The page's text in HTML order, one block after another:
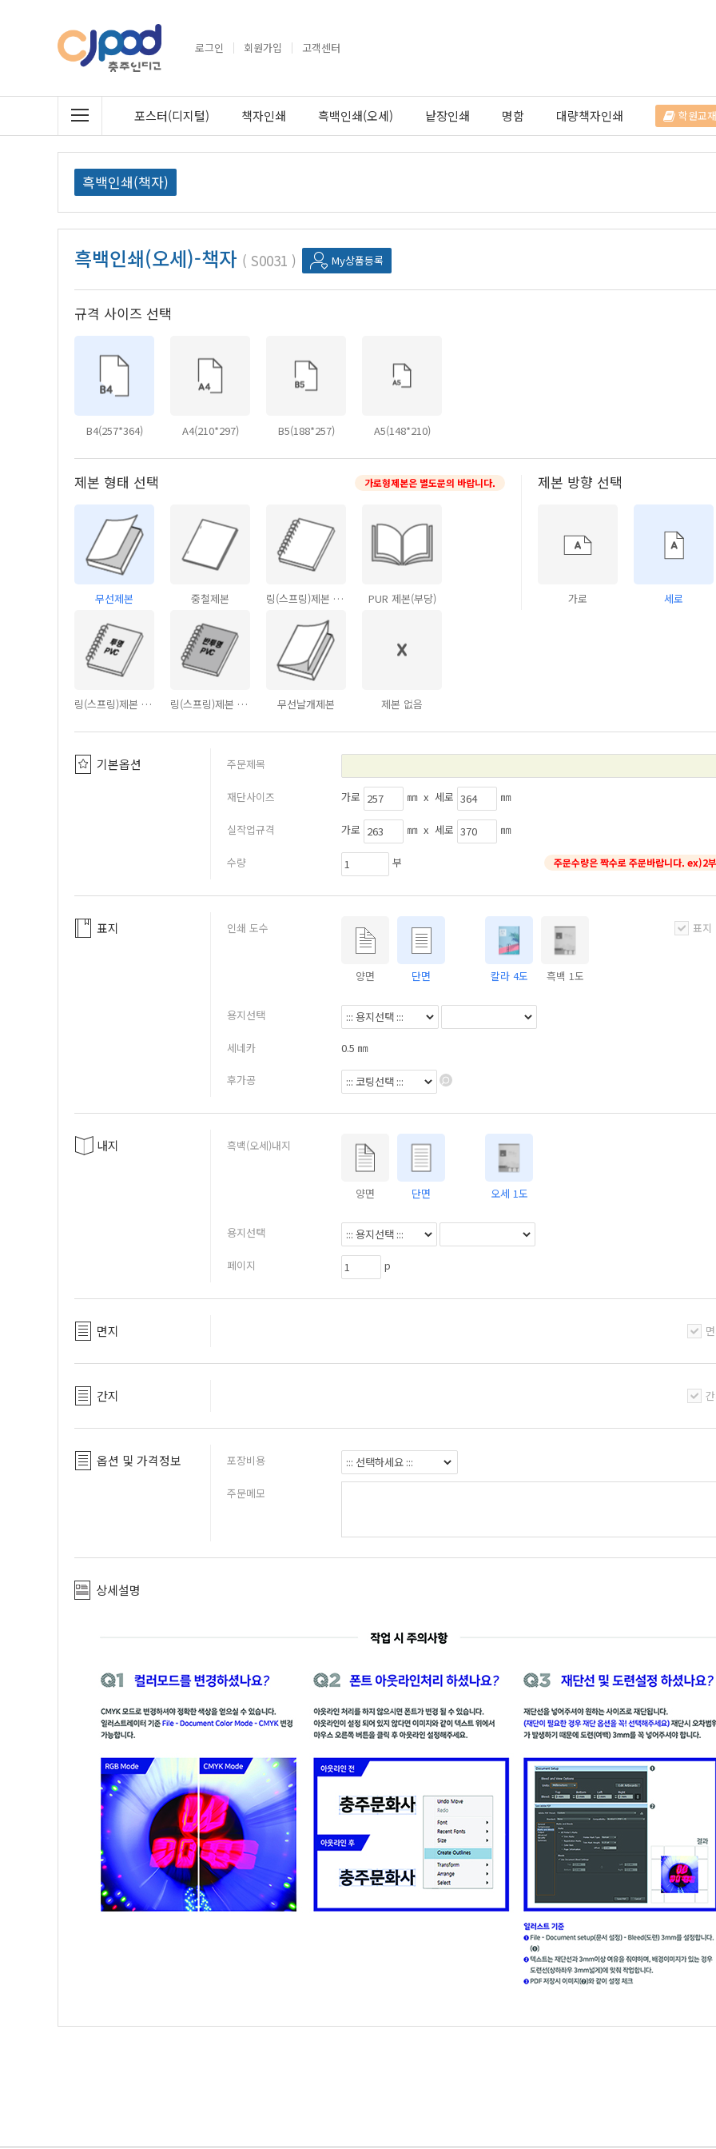
로그인 회원가입 고객센터
포스터(디지털) 책자인쇄 흑백인쇄(오세) 낱장인쇄 명함 대량책자인쇄 학원교재
흑백인쇄(책자)
흑백인쇄(오세)-책자 S0031 My상품등록
규격 사이즈 선택
B4(257*364) A4(210*297) B5(188*257) A5(148*210)
제본 형태 선택 가로형제본은 별도문의 바랍니다.
무선제본 중철제본 링(스프링)제본 - 커버없음 PUR 제본(부당)
링(스프링)제본 - PVC투명커버 링(스프링)제본 - PVC반투명커버 무선날개제본 제본 없음
제본 방향 선택
가로 세로
기본옵션 주문제목
재단사이즈 가로 ㎜ x 세로 ㎜
실작업규격 가로 ㎜ x 세로 ㎜
수량 부 주문수량은 짝수로 주문바랍니다. ex)2
표지
표지 인쇄 도수
양면 단면 칼라 4도 흑백 1도
용지선택
세네카 0.5 ㎜
후가공
내지 흑백(오세)내지
양면 단면 오세 1도
용지선택
페이지 p
면지
간지
옵션 및 가격정보 포장비용
주문메모
상세설명